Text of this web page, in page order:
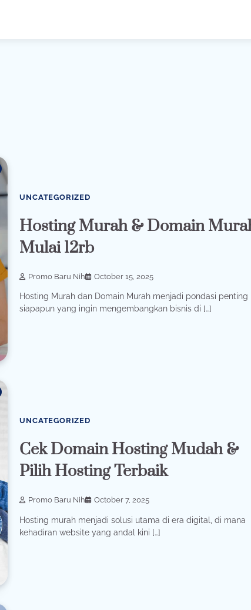
UNCATEGORIZED
Hosting Murah & Domain
Mulai 12rb
Promo Baru Nih October 15, 2025
Hosting Murah dan Domain Murah menjadi pondasi penting
siapapun yang ingin mengembangkan bisnis di […]
UNCATEGORIZED
Cek Domain Hosting Mudah &
Pilih Hosting Terbaik
Promo Baru Nih October 7, 2025
Hosting murah menjadi solusi utama di era digital, di mana
kehadiran website yang andal kini […]